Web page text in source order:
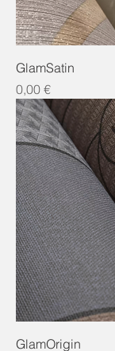
GlamSatin
Preis
0,00 €
GlamOrigin